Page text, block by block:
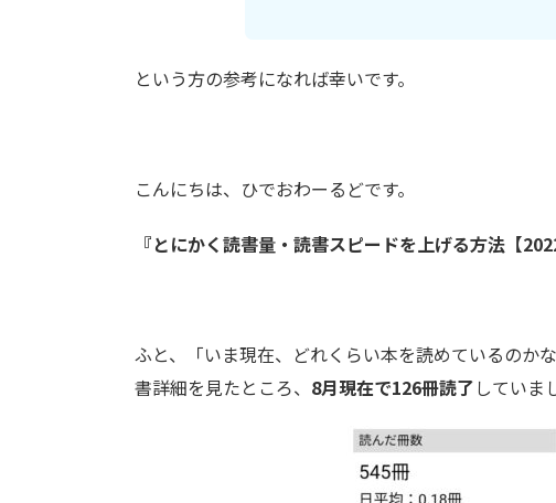
という方の参考になれば幸いです。
こんにちは、ひでおわーるどです。
『とにかく読書量・読書スピードを上げる方法【
ふと、「いま現在、どれくらい本を読めているのか
書詳細を見たところ、 8月現在で126冊読了していま